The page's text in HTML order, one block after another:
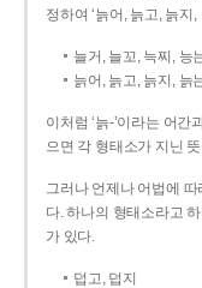
정하여 ‘늙어, 늙고, 늙지
늘거, 늘꼬, 늑찌, 능
늙어, 늙고, 늙지, 늙
이처럼 ‘늙-­’이라는 어
으면 각 형태소가 지닌
그러나 언제나 어법에
다. 하나의 형태소라고
가 있다.
덥고, 덥지